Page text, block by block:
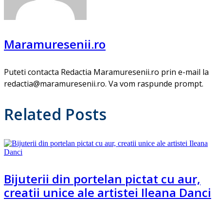
Maramuresenii.ro
Puteti contacta Redactia Maramuresenii.ro prin e-mail la
redactia@maramuresenii.ro. Va vom raspunde prompt.
Related Posts
Bijuterii din portelan pictat cu aur,
creatii unice ale artistei Ileana Danci